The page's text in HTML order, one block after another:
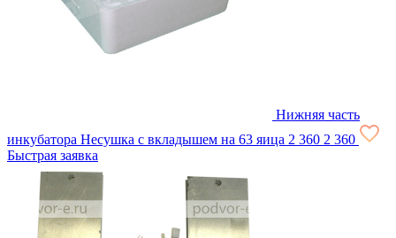
Нижняя часть
инкубатора Несушка с вкладышем на 63 яица 2 360 2 360
Быстрая заявка